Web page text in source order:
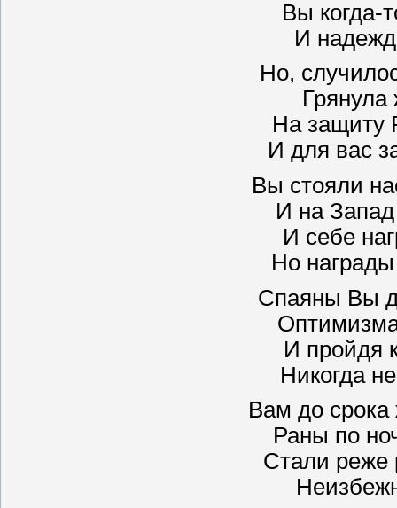
Вы когда-
И
Но,
Грянула
На защиту
И для вас
Вы стояли
И на
И себе
Но
Спаяны Вы
И пройдя
Никогда
Вам до срока
Раны по
Стали реже